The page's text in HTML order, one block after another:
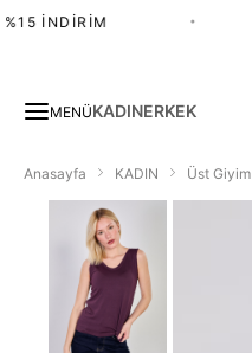
İNDIRIM
MENÜKADINERKEK
Anasayfa KADIN Üst Giyim